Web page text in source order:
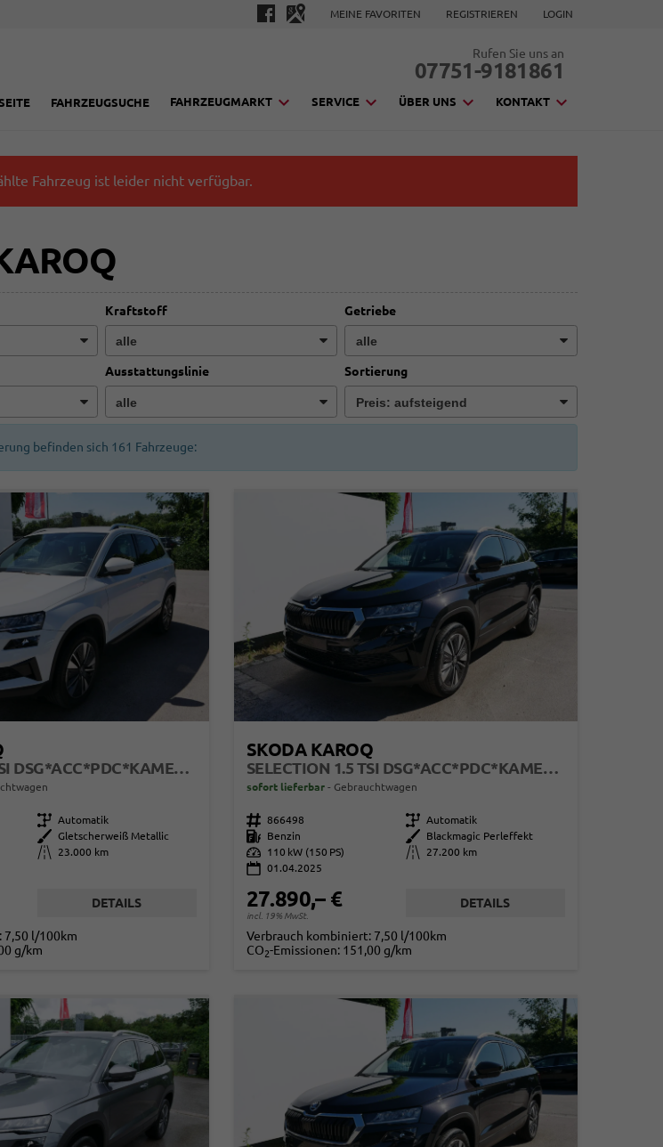
MEINE FAVORITEN REGISTRIEREN LOGIN
Rufen Sie uns an
07751-9181861
FAHRZEUGSUCHE FAHRZEUGMARKT SERVICE ÜBER UNS KONTAKT
Fahrzeug ist leider nicht verfügbar.
Kraftstoff Getriebe
Ausstattungslinie Sortierung
befinden sich 161 Fahrzeuge:
SELECTION 1.5 TSI DSG*ACC*PDC*KAMERA*TEMPOMAT*LED*SMARTLINK*KLIMA*RADIO*17-ZOLL
Getriebe Automatik
Außenfarbe
Gletscherweiß Metallic
Kilometerstand
23.000 km
DETAILS
7,50 l/100km
g/km
SKODA KAROQ
SELECTION 1.5 TSI DSG*ACC*PDC*KAMERA*TEMPOMAT*LED*SMARTLINK*KLIMA*RADIO*17-ZOLL
sofort lieferbar Gebrauchtwagen
Fahrzeugnr. 866498 Getriebe Automatik
Kraftstoff
Benzin Außenfarbe
Blackmagic Perleffekt
Leistung
110 kW (150 PS) Kilometerstand
27.200 km
01.04.2025
27.890,– €
incl. 19% MwSt.
DETAILS
Verbrauch kombiniert: 7,50 l/100km
CO2-Emissionen: 151,00 g/km